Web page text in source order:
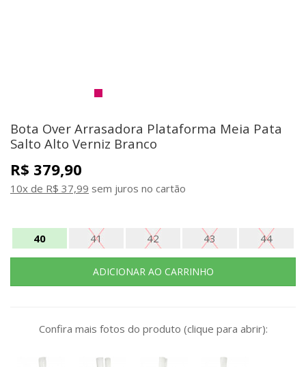
Bota Over Arrasadora Plataforma Meia Pata
Salto Alto Verniz Branco
R$ 379,90
10x de R$ 37,99 sem juros no cartão
40 41 42 43 44
Confira mais fotos do produto (clique para abrir):